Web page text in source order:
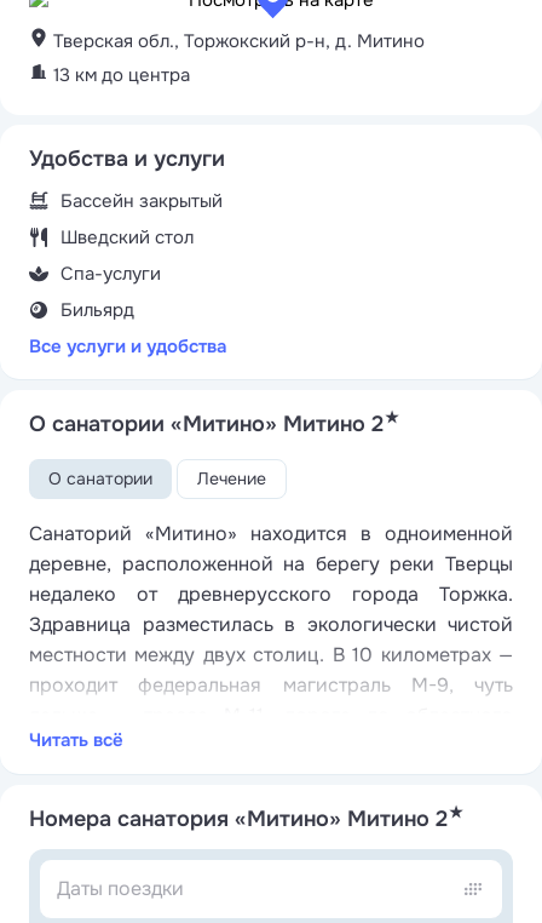
Тверская обл., Торжокский р-н, д. Митино
13 км до центра
Удобства и услуги
Бассейн закрытый
Шведский стол
Спа-услуги
Бильярд
Все услуги и удобства
О санатории «Митино» Митино 2★
О санатории Лечение
Санаторий «Митино» находится в одноименной
деревне, расположенной на берегу реки Тверцы
недалеко от древнерусского города Торжка.
Здравница разместилась в экологически чистой
местности между двух столиц. В 10 километрах —
проходит федеральная магистраль М-9, чуть
центра — Твери займет около часа.
Митино и Василево, которые принадлежали
родственникам архитектора Львова. Некоторые
усадебные постройки сохранились до сих пор.
Современный санаторий представляет собой
Читать всё
Номера санатория «Митино» Митино 2★